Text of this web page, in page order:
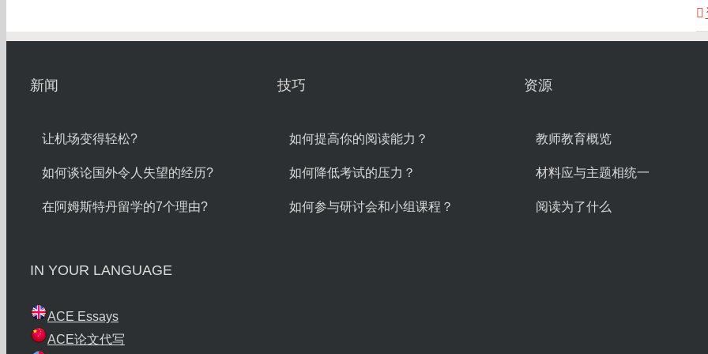
新闻
让机场变得轻松?
如何谈论国外令人失望的经历?
在阿姆斯特丹留学的7个理由?
技巧
如何提高你的阅读能力？
如何降低考试的压力？
如何参与研讨会和小组课程？
资源
教师教育概览
材料应与主题相统一
阅读为了什么
IN YOUR LANGUAGE
ACE Essays
ACE论文代写